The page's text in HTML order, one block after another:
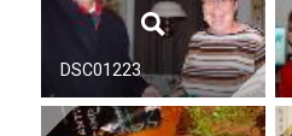
DSC01223